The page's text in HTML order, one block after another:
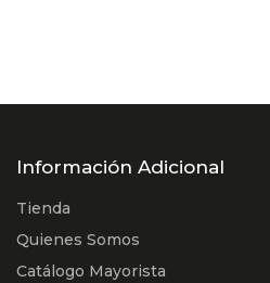
Información Adicional
Tienda
Quienes Somos
Catálogo Mayorista